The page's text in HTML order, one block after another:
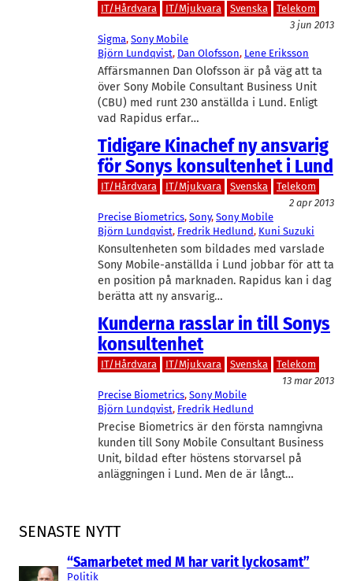
SENASTE NYTT
“Samarbetet med M har varit lyckosamt”
Politik
IT/Hårdvara IT/Mjukvara Svenska
Telekom
3 jun 2013
Sigma, Sony Mobile
Björn Lundqvist, Dan Olofsson, Lene Eriksson
Affärsmannen Dan Olofsson är på väg att ta
över Sony Mobile Consultant Business Unit
(CBU) med runt 230 anställda i Lund. Enligt
vad Rapidus erfar…
Tidigare Kinachef ny ansvarig
för Sonys konsultenhet i Lund
IT/Hårdvara IT/Mjukvara Svenska
Telekom
2 apr 2013
Precise Biometrics, Sony, Sony Mobile
Björn Lundqvist, Fredrik Hedlund, Kuni Suzuki
Konsultenheten som bildades med varslade
Sony Mobile-anställda i Lund jobbar för att ta
en position på marknaden. Rapidus kan i dag
berätta att ny ansvarig…
Kunderna rasslar in till Sonys
konsultenhet
IT/Hårdvara IT/Mjukvara Svenska
Telekom
13 mar 2013
Precise Biometrics, Sony Mobile
Björn Lundqvist, Fredrik Hedlund
Precise Biometrics är den första namngivna
kunden till Sony Mobile Consultant Business
Unit, bildad efter höstens storvarsel på
anläggningen i Lund. Men de är långt…